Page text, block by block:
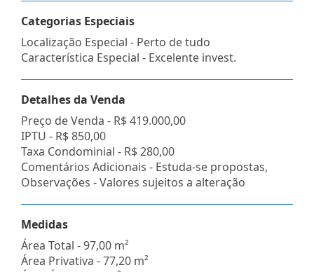
Categorias Especiais
Localização Especial - Perto de tudo
Característica Especial - Excelente invest.
Detalhes da Venda
Preço de Venda - R$ 419.000,00
IPTU - R$ 850,00
Taxa Condominial - R$ 280,00
Comentários Adicionais - Estuda-se propostas,
Observações - Valores sujeitos a alteração
Medidas
Área Total - 97,00 m²
Área Privativa - 77,20 m²